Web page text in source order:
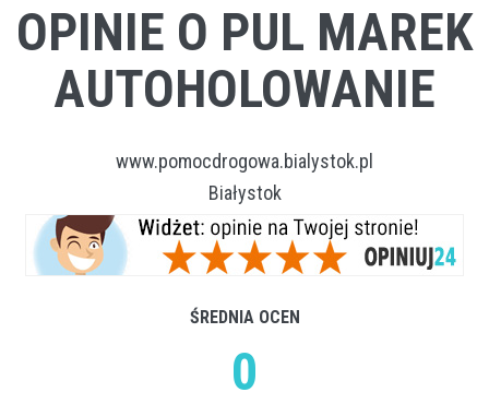
OPINIE O PUL MAREK
AUTOHOLOWANIE
www.pomocdrogowa.bialystok.pl
Białystok
ŚREDNIA OCEN
0